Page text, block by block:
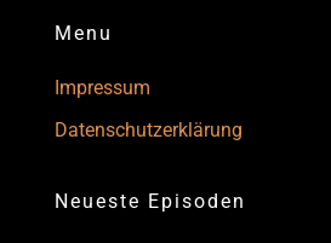
Menu
Impressum
Datenschutzerklärung
Neueste Episoden